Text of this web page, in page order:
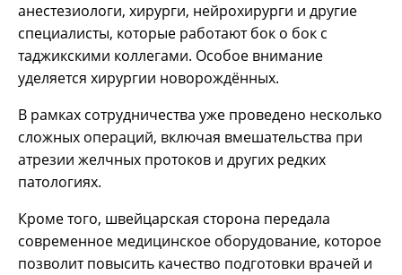
анестезиологи, хирурги, нейрохирурги и другие
специалисты, которые работают бок о бок с
таджикскими коллегами. Особое внимание
уделяется хирургии новорождённых.
В рамках сотрудничества уже проведено несколько
сложных операций, включая вмешательства при
атрезии желчных протоков и других редких
патологиях.
Кроме того, швейцарская сторона передала
современное медицинское оборудование, которое
позволит повысить качество подготовки врачей и